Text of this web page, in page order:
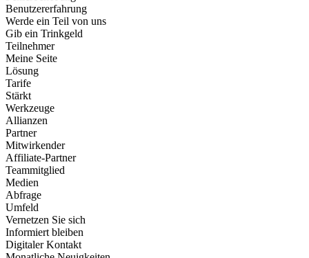
Benutzererfahrung
Werde ein Teil von uns
Gib ein Trinkgeld
Teilnehmer
Meine Seite
Lösung
Tarife
Stärkt
Werkzeuge
Allianzen
Partner
Mitwirkender
Affiliate-Partner
Teammitglied
Medien
Abfrage
Umfeld
Vernetzen Sie sich
Informiert bleiben
Digitaler Kontakt